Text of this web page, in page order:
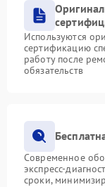
Используются
сертификацию
работу после
обязательств
Современное
экспресс-
сроки,